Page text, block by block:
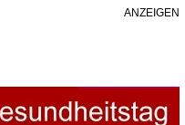
ANZEIGEN